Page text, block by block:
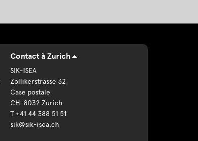
Contact à Zurich
SIK-ISEA
Zollikerstrasse 32
Case postale
CH-8032 Zurich
T +41 44 388 51 51
sik@sik-isea.ch